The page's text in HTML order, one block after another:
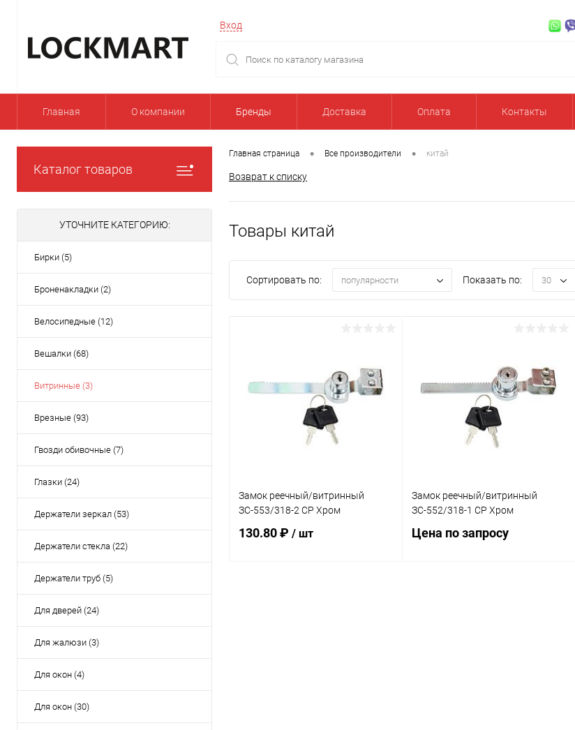
Вход
Главная О компании Бренды Доставка Оплата Контакты
Каталог товаров
УТОЧНИТЕ КАТЕГОРИЮ:
Бирки (5)
Броненакладки (2)
Велосипедные (12)
Вешалки (68)
Витринные (3)
Врезные (93)
Гвозди обивочные (7)
Глазки (24)
Держатели зеркал (53)
Держатели стекла (22)
Держатели труб (5)
Для дверей (24)
Для жалюзи (3)
Для окон (4)
Для окон (30)
Главная страница • Все производители • китай
Возврат к списку
Товары китай
Сортировать по: популярности Показать по: 30
Замок реечный/витринный
ЗС-553/318-2 СР Хром
130.80 ₽ / шт
Замок реечный/витринный
ЗС-552/318-1 СР Хром
Цена по запросу